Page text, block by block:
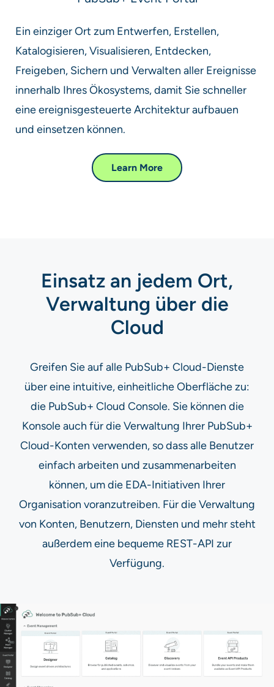
Ein einziger Ort zum Entwerfen, Erstellen,
Katalogisieren, Visualisieren, Entdecken,
Freigeben, Sichern und Verwalten aller Ereignisse
innerhalb Ihres Ökosystems, damit Sie schneller
eine ereignisgesteuerte Architektur aufbauen
und einsetzen können. ​​​​
Learn More
Einsatz an jedem Ort,
Verwaltung über die
Cloud​​
Greifen Sie auf alle PubSub+ Cloud-Dienste
über eine intuitive, einheitliche Oberfläche zu:
die PubSub+ Cloud Console. Sie können die
Konsole auch für die Verwaltung Ihrer PubSub+
Cloud-Konten verwenden, so dass alle Benutzer
einfach arbeiten und zusammenarbeiten
können, um die EDA-Initiativen Ihrer
Organisation voranzutreiben. Für die Verwaltung
von Konten, Benutzern, Diensten und mehr steht
außerdem eine bequeme REST-API zur
Verfügung.​​